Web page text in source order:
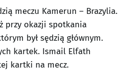
meczu Kamerun – Brazylia.
przy okazji spotkania
był sędzią głównym.
kartek. Ismail Elfath
kartki na mecz.